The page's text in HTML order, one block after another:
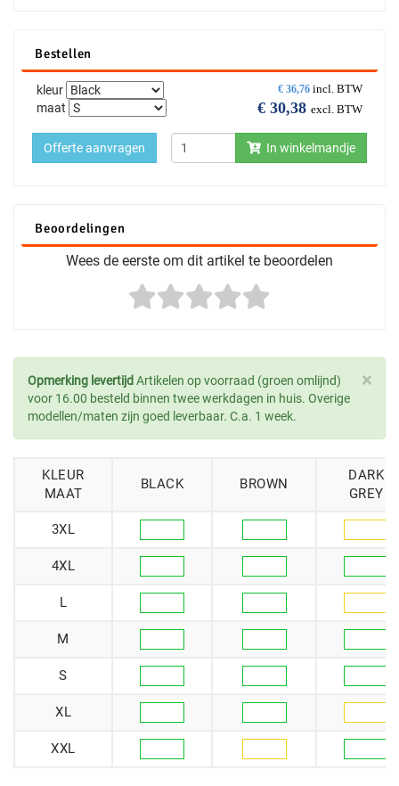
Bestellen
€ 36,76 incl. BTW
€ 30,38 excl. BTW
kleur
maat
In winkelmandje
Offerte aanvragen
Beoordelingen
Wees de eerste om dit artikel te beoordelen
×
Opmerking levertijd Artikelen op voorraad (groen omlijnd)
voor 16.00 besteld binnen twee werkdagen in huis. Overige
modellen/maten zijn goed leverbaar. C.a. 1 week.
KLEUR
MAAT
BLACK BROWN
DARK
GREY
3XL
4XL
L
M
S
XL
XXL